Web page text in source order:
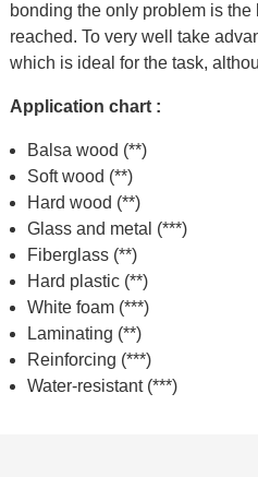
bonding the only problem is
reached. To very well take
which is ideal for the task,
Application chart :
Balsa wood (**)
Soft wood (**)
Hard wood (**)
Glass and metal (***)
Fiberglass (**)
Hard plastic (**)
White foam (***)
Laminating (**)
Reinforcing (***)
Water-resistant (***)